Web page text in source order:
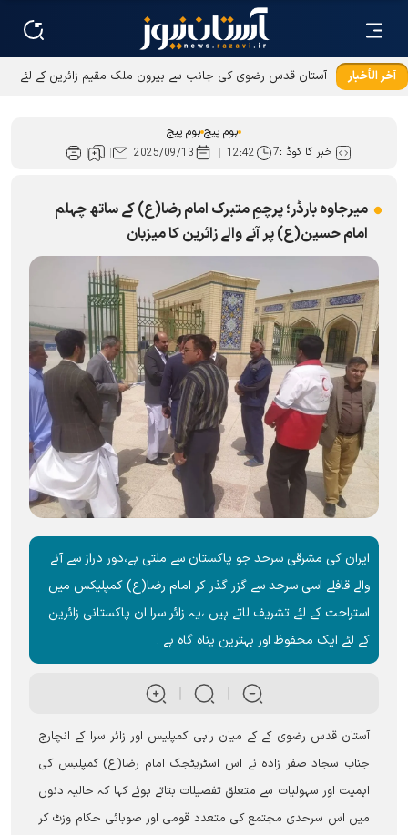
آخر الأخبار
آستان قدس رضوی کی جانب سے بیرون ملک مقیم زائرین کے لئے
ہوم پیج ہوم پیج
خبر کا کوڈ :7
12:42
2025/09/13
میرجاوہ بارڈر؛ پرچمِ متبرک امام رضا(ع) کے ساتھ چہلم
امام حسین(ع) پر آنے والے زائرین کا میزبان
ایران کی مشرقی سرحد جو پاکستان سے ملتی ہے،دور دراز سے آنے
والے قافلے اسی سرحد سے گزر گذر کر امام رضا(ع) کمپلیکس میں
استراحت کے لئے تشریف لاتے ہیں ،یہ زائر سرا ان پاکستانی زائرین
کے لئے ایک محفوظ اور بہترین پناہ گاہ ہے ۔
آستان قدس رضوی کے کے میان راہی کمپلیس اور زائر سرا کے انچارج
جناب سجاد صفر زادہ نے اس اسٹریٹجک امام رضا(ع) کمپلیس کی
اہمیت اور سہولیات سے متعلق تفصیلات بتاتے ہوئے کہا کہ حالیہ دنوں
میں اس سرحدی مجتمع کی متعدد قومی اور صوبائی حکام وزٹ کر